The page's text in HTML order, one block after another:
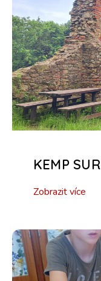
KEMP
Zobrazit více